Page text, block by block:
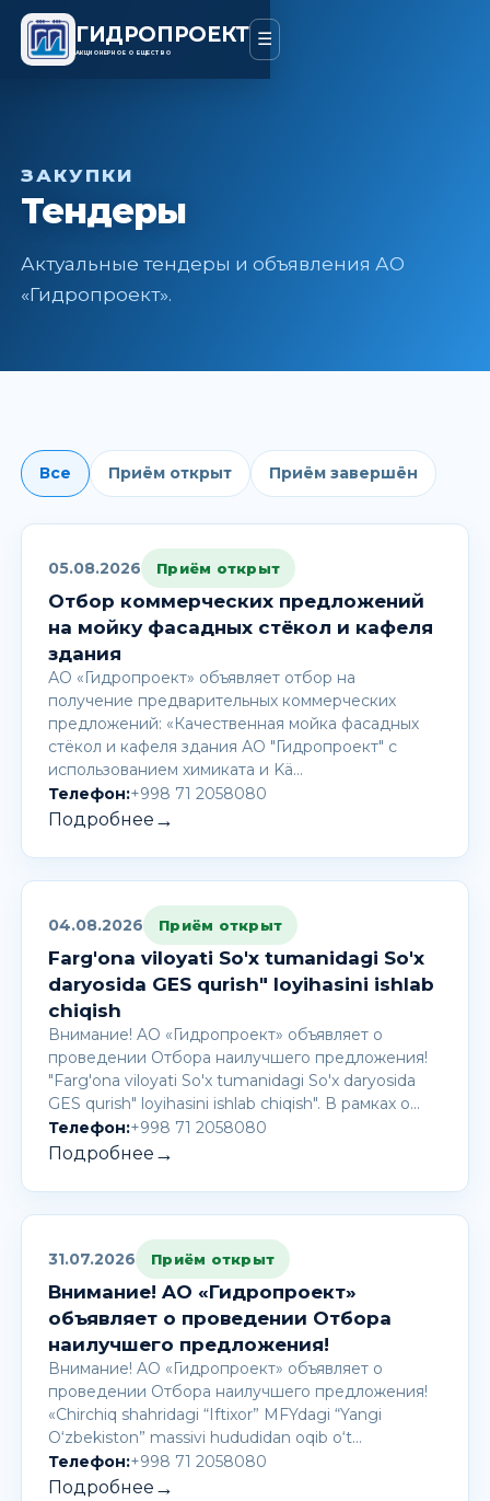
ГИДРОПРОЕКТ
АКЦИОНЕРНОЕ ОБЩЕСТВО
☰
ЗАКУПКИ
Тендеры
Актуальные тендеры и объявления АО
«Гидропроект».
Все Приём открыт Приём завершён
05.08.2026 Приём открыт
Отбор коммерческих предложений
на мойку фасадных стёкол и кафеля
здания
АО «Гидропроект» объявляет отбор на
получение предварительных коммерческих
предложений: «Качественная мойка фасадных
стёкол и кафеля здания АО "Гидропроект" с
использованием химиката и Kä…
Телефон:+998 71 2058080
Подробнее →
04.08.2026 Приём открыт
Farg'ona viloyati So'x tumanidagi So'x
daryosida GES qurish" loyihasini ishlab
chiqish
Внимание! AО «Гидропроект» объявляет о
проведении Отбора наилучшего предложения!
"Farg'ona viloyati So'x tumanidagi So'x daryosida
GES qurish" loyihasini ishlab chiqish". В рамках о…
Телефон:+998 71 2058080
Подробнее →
31.07.2026 Приём открыт
Внимание! AО «Гидропроект»
объявляет о проведении Отбора
наилучшего предложения!
Внимание! AО «Гидропроект» объявляет о
проведении Отбора наилучшего предложения!
«Chirchiq shahridagi “Iftixor” MFYdagi “Yangi
O‘zbekiston” massivi hududidan oqib o‘t…
Телефон:+998 71 2058080
Подробнее →